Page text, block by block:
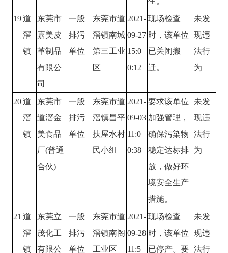
19 道
滘
镇
东莞市
嘉美皮
革制品
有限公
司
一般
排污
单位
东莞市道
滘镇南城
第三工业
区
2021-
09-27
15:0
0:12
现场检查
时，该单位
已关闭搬
迁。
未发
现违
法行
为
20 道
滘
镇
东莞市
道滘金
美食品
厂(普通
合伙)
一般
排污
单位
东莞市道
滘镇昌平
扶屋水村
民小组
2021-
09-03
11:0
0:38
要求该单位
加强管理，
确保污染物
稳定达标排
放，做好环
境安全生产
措施。
未发
现违
法行
为
21 道
滘
镇
东莞立
茂化工
有限公
一般
排污
单位
东莞市道
滘镇南阁
工业区
2021-
09-28
11:5
现场检查
时，该单位
已停产。要
未发
现违
法行